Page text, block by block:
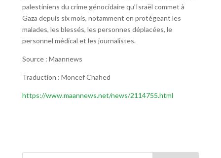
palestiniens du crime génocidaire qu’Israël commet à
Gaza depuis six mois, notamment en protégeant les
malades, les blessés, les personnes déplacées, le
personnel médical et les journalistes.
Source : Maannews
Traduction : Moncef Chahed
https://www.maannews.net/news/2114755.html